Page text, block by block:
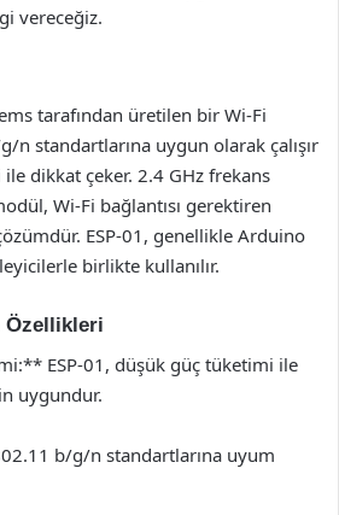
vereceğiz.
tarafından üretilen bir Wi-Fi
n standartlarına uygun olarak çalışır
dikkat çeker. 2.4 GHz frekans
Wi-Fi bağlantısı gerektiren
ESP-01, genellikle Arduino
birlikte kullanılır.
Özellikleri
ESP-01, düşük güç tüketimi ile
uygundur.
b/g/n standartlarına uyum